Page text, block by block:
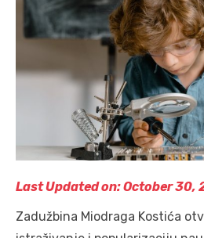
Last Updated on: October 30,
Zadužbina Miodraga Kostića